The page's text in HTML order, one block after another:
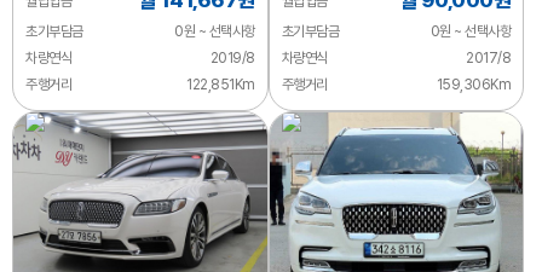
초기부담금
0원 ~ 선택사항
차량연식
2019/8
주행거리
122,851Km
초기부담금
0원 ~ 선택사항
차량연식
2017/8
주행거리
159,306Km